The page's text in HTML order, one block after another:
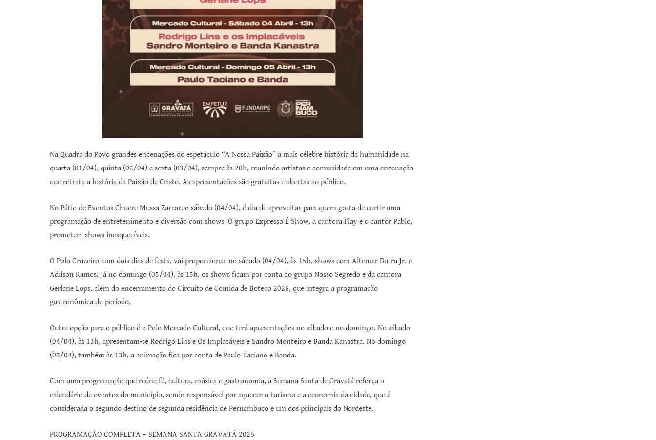
Na Quadra do Povo grandes encenações do espetáculo “A Nossa Paixão” a mais célebre história da humanidade na
quarta (01/04), quinta (02/04) e sexta (03/04), sempre às 20h, reunindo artistas e comunidade em uma encenação
que retrata a história da Paixão de Cristo. As apresentações são gratuitas e abertas ao público.
No Pátio de Eventos Chucre Mussa Zarzar, o sábado (04/04), é dia de aproveitar para quem gosta de curtir uma
programação de entretenimento e diversão com shows. O grupo Expresso É Show, a cantora Flay e o cantor Pablo,
prometem shows inesquecíveis.
O Polo Cruzeiro com dois dias de festa, vai proporcionar no sábado (04/04), às 15h, shows com Altemar Dutra Jr. e
Adilson Ramos. Já no domingo (05/04), às 15h, os shows ficam por conta do grupo Nosso Segredo e da cantora
Gerlane Lops, além do encerramento do Circuito de Comida de Boteco 2026, que integra a programação
gastronômica do período.
Outra opção para o público é o Polo Mercado Cultural, que terá apresentações no sábado e no domingo. No sábado
(04/04), às 13h, apresentam-se Rodrigo Lins e Os Implacáveis e Sandro Monteiro e Banda Kanastra. No domingo
(05/04), também às 13h, a animação fica por conta de Paulo Taciano e Banda.
Com uma programação que reúne fé, cultura, música e gastronomia, a Semana Santa de Gravatá reforça o
calendário de eventos do município, sendo responsável por aquecer o turismo e a economia da cidade, que é
considerada o segundo destino de segunda residência de Pernambuco e um dos principais do Nordeste.
PROGRAMAÇÃO COMPLETA – SEMANA SANTA GRAVATÁ 2026